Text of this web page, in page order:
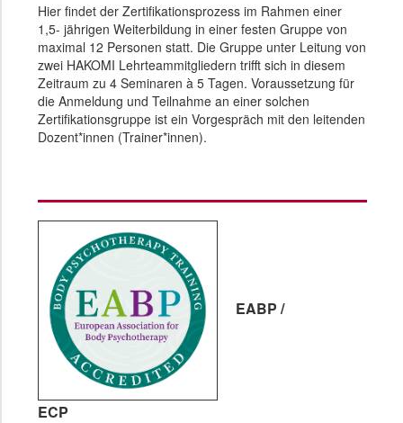
Hier findet der Zertifikationsprozess im Rahmen einer
1,5- jährigen Weiterbildung in einer festen Gruppe von
maximal 12 Personen statt. Die Gruppe unter Leitung von
zwei HAKOMI Lehrteammitgliedern trifft sich in diesem
Zeitraum zu 4 Seminaren à 5 Tagen. Voraussetzung für
die Anmeldung und Teilnahme an einer solchen
Zertifikationsgruppe ist ein Vorgespräch mit den leitenden
Dozent*innen (Trainer*innen).
EABP /
ECP